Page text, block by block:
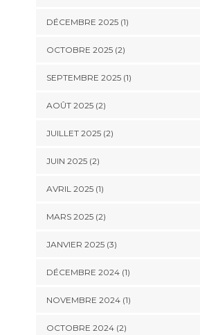
DÉCEMBRE 2025(1)
OCTOBRE 2025(2)
SEPTEMBRE 2025(1)
AOÛT 2025(2)
JUILLET 2025(2)
JUIN 2025(2)
AVRIL 2025(1)
MARS 2025(2)
JANVIER 2025(3)
DÉCEMBRE 2024(1)
NOVEMBRE 2024(1)
OCTOBRE 2024(2)